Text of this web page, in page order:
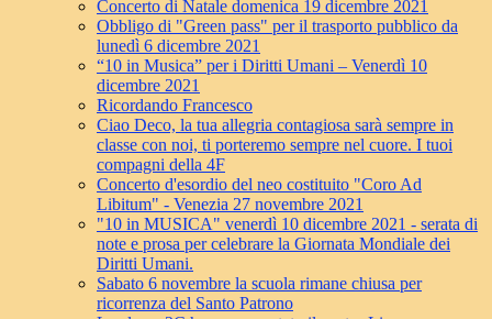
Concerto di Natale domenica 19 dicembre 2021
Obbligo di "Green pass" per il trasporto pubblico da
lunedì 6 dicembre 2021
“10 in Musica” per i Diritti Umani – Venerdì 10
dicembre 2021
Ricordando Francesco
Ciao Deco, la tua allegria contagiosa sarà sempre in
classe con noi, ti porteremo sempre nel cuore. I tuoi
compagni della 4F
Concerto d'esordio del neo costituito "Coro Ad
Libitum" - Venezia 27 novembre 2021
"10 in MUSICA" venerdì 10 dicembre 2021 - serata di
note e prosa per celebrare la Giornata Mondiale dei
Diritti Umani.
Sabato 6 novembre la scuola rimane chiusa per
ricorrenza del Santo Patrono